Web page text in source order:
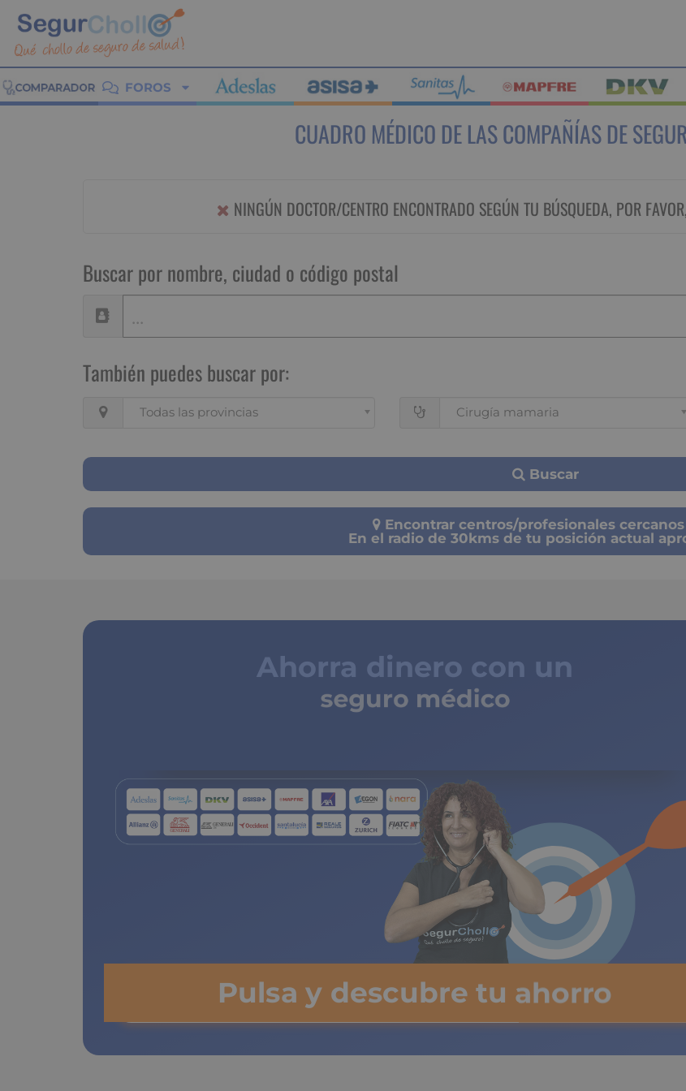
FOROS
CUADRO MÉDICO DE LAS COMPAÑÍAS DE
NINGÚN DOCTOR/CENTRO ENCONTRADO SEGÚN TU BÚSQUEDA, POR
Buscar por nombre, ciudad o código postal
También puedes buscar por:
Todas las provincias Cirugía mamaria
Buscar
Encontrar centros/profesionales
En el radio de 30kms de tu posición actual
Ahorra dinero con un
seguro médico
Pulsa y descubre tu ahorro